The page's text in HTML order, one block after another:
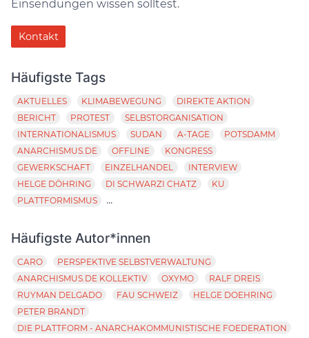
Einsendungen wissen solltest.
Kontakt
Häufigste Tags
AKTUELLES KLIMABEWEGUNG
DIREKTE AKTION
BERICHT
PROTEST
SELBSTORGANISATION
INTERNATIONALISMUS
SUDAN A-TAGE
POTSDAMM
ANARCHISMUS.DE
OFFLINE
KONGRESS
GEWERKSCHAFT
EINZELHANDEL
INTERVIEW
HELGE DÖHRING
DI SCHWARZI CHATZ
KU
PLATTFORMISMUS
...
Häufigste Autor*innen
CARO
PERSPEKTIVE SELBSTVERWALTUNG
ANARCHISMUS.DE KOLLEKTIV
OXYMO
RALF DREIS
RUYMAN DELGADO
FAU SCHWEIZ
HELGE DOEHRING
PETER BRANDT
DIE PLATTFORM - ANARCHAKOMMUNISTISCHE FOEDERATION